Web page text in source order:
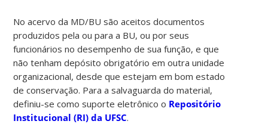
No acervo da MD/BU são aceitos documentos
produzidos pela ou para a BU, ou por seus
funcionários no desempenho de sua função, e que
não tenham depósito obrigatório em outra unidade
organizacional, desde que estejam em bom estado
de conservação. Para a salvaguarda do material,
definiu-se como suporte eletrônico o Repositório
Institucional (RI) da UFSC.